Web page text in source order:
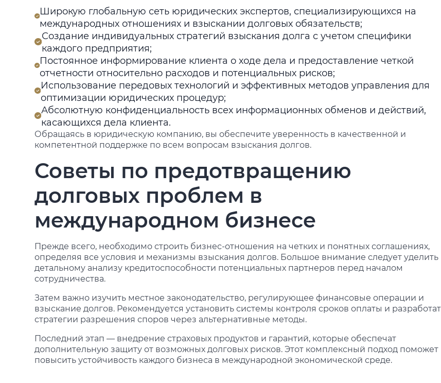
Широкую глобальную сеть юридических экспертов, специализирующихся на
международных отношениях и взыскании долговых обязательств;
Создание индивидуальных стратегий взыскания долга с учетом специфики
каждого предприятия;
Постоянное информирование клиента о ходе дела и предоставление четкой
отчетности относительно расходов и потенциальных рисков;
Использование передовых технологий и эффективных методов управления для
оптимизации юридических процедур;
Абсолютную конфиденциальность всех информационных обменов и действий,
касающихся дела клиента.
Обращаясь в юридическую компанию, вы обеспечите уверенность в качественной и
компетентной поддержке по всем вопросам взыскания долгов.
Советы по предотвращению
долговых проблем в
международном бизнесе
Прежде всего, необходимо строить бизнес-отношения на четких и понятных соглашениях,
определяя все условия и механизмы взыскания долгов. Большое внимание следует уделить
детальному анализу кредитоспособности потенциальных партнеров перед началом
сотрудничества.
Затем важно изучить местное законодательство, регулирующее финансовые операции и
взыскание долгов. Рекомендуется установить системы контроля сроков оплаты и
стратегии разрешения споров через альтернативные методы.
Последний этап — внедрение страховых продуктов и гарантий, которые обеспечат
дополнительную защиту от возможных долговых рисков. Этот комплексный подход поможет
повысить устойчивость каждого бизнеса в международной экономической среде.